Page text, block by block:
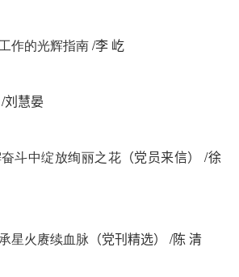
作的光辉指南/李 屹
/刘慧晏
斗中绽放绚丽之花 （党员来信） /徐
星火赓续血脉 （党刊精选） /陈 清